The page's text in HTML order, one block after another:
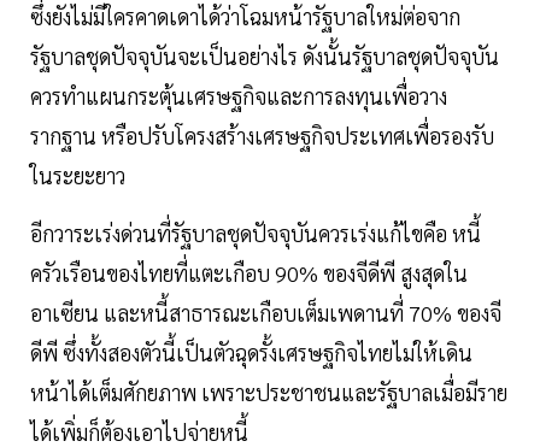
ซึ่งยังไม่มีใครคาดเดาได้ว่าโฉมหน้ารัฐบาลใหม่ต่อจาก
รัฐบาลชุดปัจจุบันจะเป็นอย่างไร ดังนั้นรัฐบาลชุดปัจจุบัน
ควรทำแผนกระตุ้นเศรษฐกิจและการลงทุนเพื่อวาง
รากฐาน หรือปรับโครงสร้างเศรษฐกิจประเทศเพื่อรองรับ
ในระยะยาว
อีกวาระเร่งด่วนที่รัฐบาลชุดปัจจุบันควรเร่งแก้ไขคือ หนี้
ครัวเรือนของไทยที่แตะเกือบ 90% ของจีดีพี สูงสุดใน
อาเซียน และหนี้สาธารณะเกือบเต็มเพดานที่ 70% ของจี
ดีพี ซึ่งทั้งสองตัวนี้เป็นตัวฉุดรั้งเศรษฐกิจไทยไม่ให้เดิน
หน้าได้เต็มศักยภาพ เพราะประชาชนและรัฐบาลเมื่อมีราย
ได้เพิ่มก็ต้องเอาไปจ่ายหนี้